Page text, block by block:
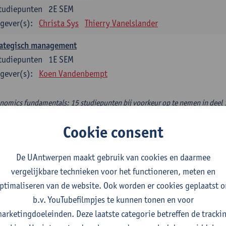
2E SEM
Christa Sys Thierry Vanelslander
management
1E SEM
Koen Vandenbempt
fundamentals: 15 studiepunten bij voorkeur op te nemen in deel
1E SEM
Sam Cosaert
en duurzaam ondernemen
2E SEM
Luc Van Liedekerke
Cookie consent
De UAntwerpen maakt gebruik van cookies en daarmee
vergelijkbare technieken voor het functioneren, meten en
van de website. Ook worden er cookies geplaatst
b.v. YouTubefilmpjes te kunnen tonen en voor
Deze laatste categorie betreffen de